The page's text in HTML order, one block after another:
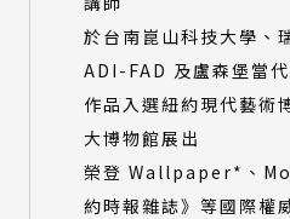
於台南崑山科技大學、
ADI-FAD 及盧森堡當
作品入選紐約現代藝術
大博物館展出
榮登 Wallpaper*、
約時報雜誌》等國際權